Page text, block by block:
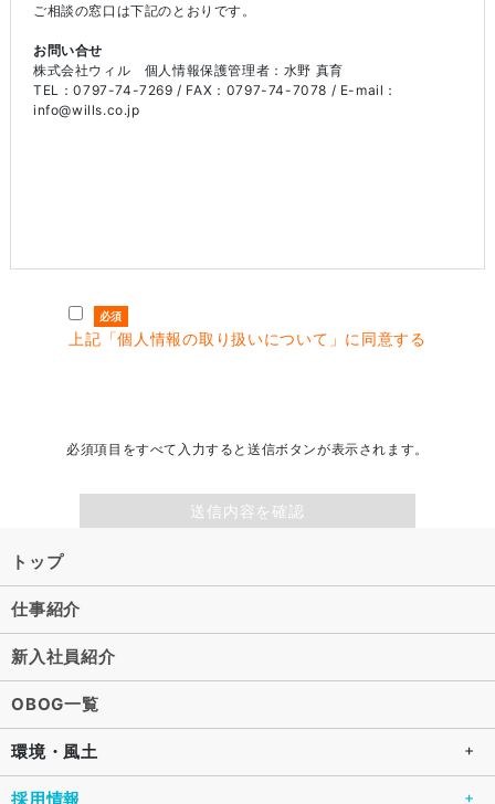
ご相談の窓口は下記のとおりです。
お問い合せ
株式会社ウィル 個人情報保護管理者：水野 真育
TEL：0797-74-7269 / FAX：0797-74-7078 / E-mail：
info@wills.co.jp
必須
上記「個人情報の取り扱いについて」に同意する
必須項目をすべて入力すると送信ボタンが表示されます。
送信内容を確認
トップ
仕事紹介
新入社員紹介
OBOG一覧
環境・風土
採用情報